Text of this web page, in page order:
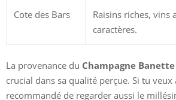
Cote des Bars
Raisins riches, vins
caractères.
La provenance du Champagne Banette
crucial dans sa qualité perçue. Si tu
recommandé de regarder aussi le